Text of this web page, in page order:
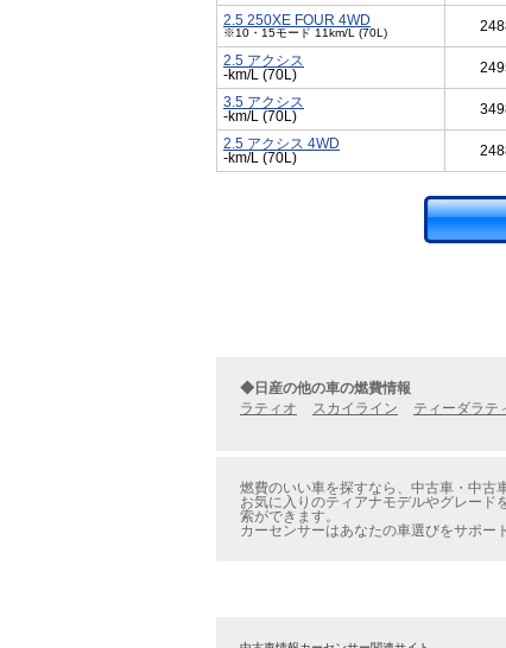
2.5 250XE FOUR 4WD
※10・15モード 11km/L (70L)
2.5 アクシス
-km/L (70L)
3.5 アクシス
-km/L (70L)
2.5 アクシス 4WD
-km/L (70L)
◆日産の他の車の燃費情報
ラティオ
スカイライン ティーダラテ
燃費のいい車を探すなら、中古車・中古
お気に入りのティアナモデルやグレー
索ができます。
カーセンサーはあなたの車選びをサポー